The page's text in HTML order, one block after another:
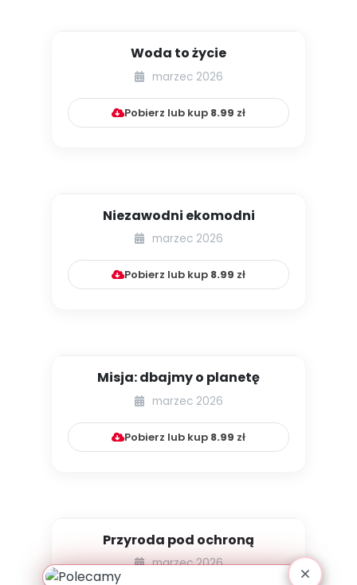
Woda to życie
marzec 2026
Pobierz lub kup 8.99 zł
Niezawodni ekomodni
marzec 2026
Pobierz lub kup 8.99 zł
Misja: dbajmy o planetę
marzec 2026
Pobierz lub kup 8.99 zł
Przyroda pod ochroną
marzec 2026